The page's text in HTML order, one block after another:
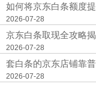
如何将京东白条额度
2026-07-28
京东白条取现全攻略
2026-07-28
套白条的京东店铺靠
2026-07-28